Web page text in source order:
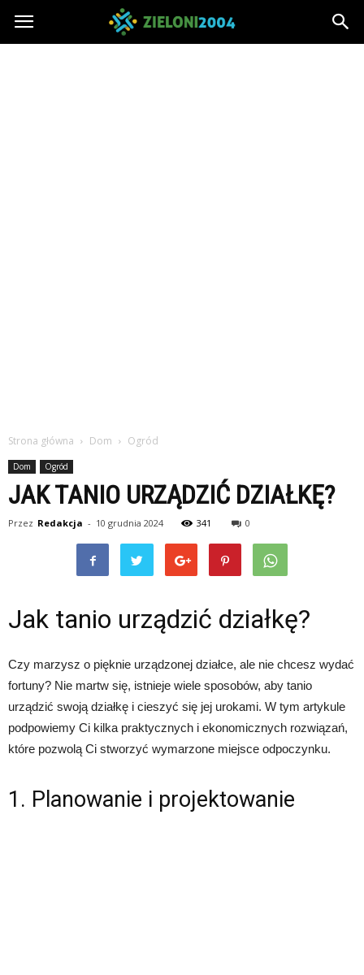
Zieloni2004.pl
Strona główna Dom Ogród
Dom Ogród
JAK TANIO URZĄDZIĆ DZIAŁKĘ?
Przez Redakcja - 10 grudnia 2024 341 0
Jak tanio urządzić działkę?
Czy marzysz o pięknie urządzonej działce, ale nie chcesz wydać
fortuny? Nie martw się, istnieje wiele sposobów, aby tanio
urządzić swoją działkę i cieszyć się jej urokami. W tym artykule
podpowiemy Ci kilka praktycznych i ekonomicznych rozwiązań,
które pozwolą Ci stworzyć wymarzone miejsce odpoczynku.
1. Planowanie i projektowanie